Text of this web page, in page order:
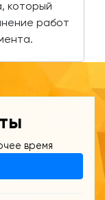
который
работ
время